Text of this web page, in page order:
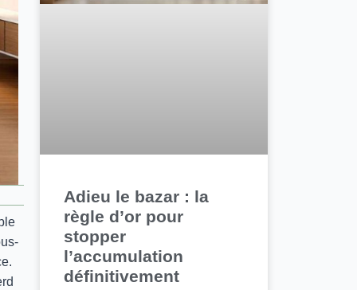
Adieu le bazar : la
règle d’or pour
stopper
l’accumulation
définitivement